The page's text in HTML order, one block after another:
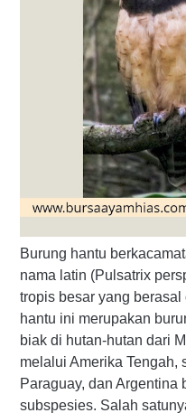
Burung hantu
nama latin (Pulsatrix
tropis besar yang
hantu ini merupakan
biak di hutan-hutan dari
melalui Amerika Tengah,
Paraguay, dan Argentina
subspesies. Salah